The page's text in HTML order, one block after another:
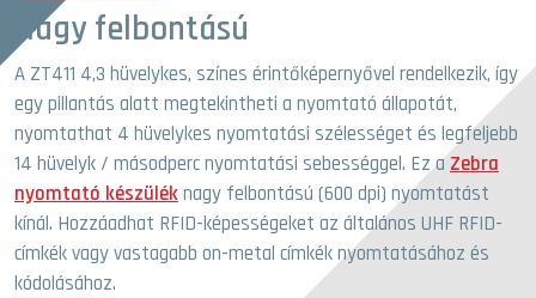
Nagy felbontású
A ZT411 4,3 hüvelykes, színes érintőképernyővel rendelkezik, így
egy pillantás alatt megtekintheti a nyomtató állapotát,
nyomtathat 4 hüvelykes nyomtatási szélességet és legfeljebb
14 hüvelyk / másodperc nyomtatási sebességgel. Ez aZebra
nyomtató készüléknagy felbontású (600 dpi) nyomtatást
kínál. Hozzáadhat RFID-képességeket az általános UHF RFID-
címkék vagy vastagabb on-metal címkék nyomtatásához és
kódolásához.